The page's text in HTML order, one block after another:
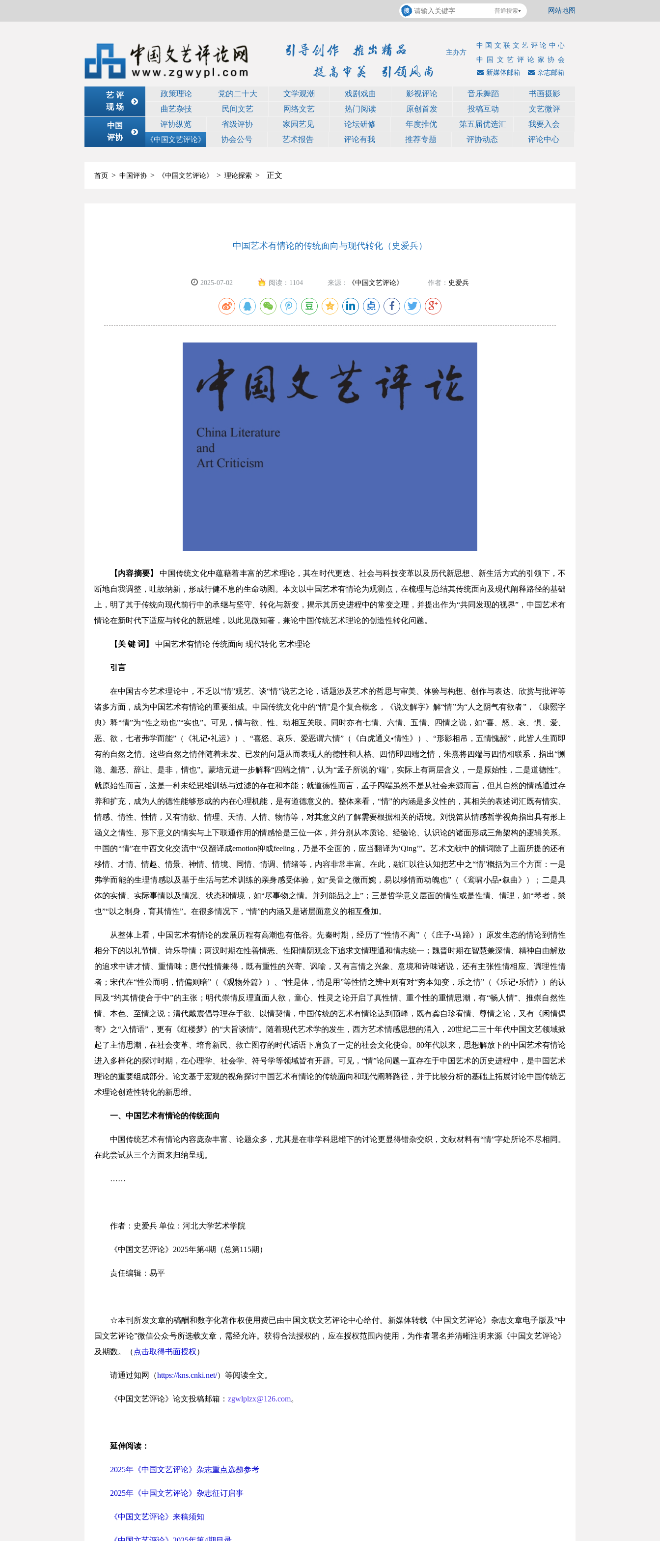
网站地图
普通搜索
中国文联文艺评论中心
中国文艺评论家协会
主办方
杂志邮箱
新媒体邮箱
艺 评
现 场
政策理论 党的二十大 文学观潮 戏剧戏曲 影视评论 音乐舞蹈
书画摄影
曲艺杂技
民间文艺 网络文艺 热门阅读 原创首发 投稿互动
文艺微评
中国
评协
评协纵览 省级评协 家园艺见 论坛研修 年度推优 第五届优选汇 我要入会
《中国文艺评论》 协会公号 艺术报告 评论有我 推荐专题 评协动态 评论中心
首页 > 中国评协 > 《中国文艺评论》 > 理论探索 > 正文
中国艺术有情论的传统面向与现代转化（史爱兵）
2025-07-02 阅读： 1104 来源： 《中国文艺评论》 作者： 史爱兵
【内容摘要】中国传统文化中蕴藉着丰富的艺术理论，其在时代更迭、社会与科技变革以及历代新思想、新生活方式的引领下，不
断地自我调整，吐故纳新，形成行健不息的生命动图。本文以中国艺术有情论为观测点，在梳理与总结其传统面向及现代阐释路径的基础
上，明了其于传统向现代前行中的承继与坚守、转化与新变，揭示其历史进程中的常变之理，并提出作为“共同发现的视界”，中国艺术有
情论在新时代下适应与转化的新思维，以此见微知著，兼论中国传统艺术理论的创造性转化问题。
【关 键 词】 中国艺术有情论 传统面向 现代转化 艺术理论
引言
在中国古今艺术理论中，不乏以“情”观艺、谈“情”说艺之论，话题涉及艺术的哲思与审美、体验与构想、创作与表达、欣赏与批评等
诸多方面，成为中国艺术有情论的重要组成。中国传统文化中的“情”是个复合概念，《说文解字》解“情”为“人之阴气有欲者”，《康熙字
典》释“情”为“性之动也”“实也”。可见，情与欲、性、动相互关联。同时亦有七情、六情、五情、四情之说，如“喜、怒、哀、惧、爱、
恶、欲，七者弗学而能”（《礼记•礼运》）、“喜怒、哀乐、爱恶谓六情”（《白虎通义•情性》）、“形影相吊，五情愧赧”，此皆人生而即
有的自然之情。这些自然之情伴随着未发、已发的问题从而表现人的德性和人格。四情即四端之情，朱熹将四端与四情相联系，指出“恻
隐、羞恶、辞让、是非，情也”。蒙培元进一步解释“四端之情”，认为“孟子所说的‘端’，实际上有两层含义，一是原始性，二是道德性”。
就原始性而言，这是一种未经思维训练与过滤的存在和本能；就道德性而言，孟子四端虽然不是从社会来源而言，但其自然的情感通过存
养和扩充，成为人的德性能够形成的内在心理机能，是有道德意义的。整体来看，“情”的内涵是多义性的，其相关的表述词汇既有情实、
情感、情性、性情，又有情欲、情理、天情、人情、物情等，对其意义的了解需要根据相关的语境。刘悦笛从情感哲学视角指出具有形上
涵义之情性、形下意义的情实与上下联通作用的情感恰是三位一体，并分别从本质论、经验论、认识论的诸面形成三角架构的逻辑关系。
中国的“情”在中西文化交流中“仅翻译成emotion抑或feeling，乃是不全面的，应当翻译为‘Qing’”。艺术文献中的情词除了上面所提的还有
移情、才情、情趣、情景、神情、情境、同情、情调、情绪等，内容非常丰富。在此，融汇以往认知把艺中之“情”概括为三个方面：一是
弗学而能的生理情感以及基于生活与艺术训练的亲身感受体验，如“吴音之微而婉，易以移情而动魄也”（《鸾啸小品•叙曲》）；二是具
体的实情、实际事情以及情况、状态和情境，如“尽事物之情。并列能品之上”；三是哲学意义层面的情性或是性情、情理，如“琴者，禁
也”“以之制身，育其情性”。在很多情况下，“情”的内涵又是诸层面意义的相互叠加。
从整体上看，中国艺术有情论的发展历程有高潮也有低谷。先秦时期，经历了“性情不离”（《庄子•马蹄》）原发生态的情论到情性
相分下的以礼节情、诗乐导情；两汉时期在性善情恶、性阳情阴观念下追求文情理通和情志统一；魏晋时期在智慧兼深情、精神自由解放
的追求中讲才情、重情味；唐代性情兼得，既有重性的兴寄、讽喻，又有言情之兴象、意境和诗味诸说，还有主张性情相应、调理性情
者；宋代在“性公而明，情偏则暗”（《观物外篇》）、“性是体，情是用”等性情之辨中则有对“穷本知变，乐之情”（《乐记•乐情》）的认
同及“约其情使合于中”的主张；明代崇情反理直面人欲，童心、性灵之论开启了真性情、重个性的重情思潮，有“畅人情”、推崇自然性
情、本色、至情之说；清代戴震倡导理存于欲、以情契情，中国传统的艺术有情论达到顶峰，既有龚自珍宥情、尊情之论，又有《闲情偶
寄》之“入情语”，更有《红楼梦》的“大旨谈情”。随着现代艺术学的发生，西方艺术情感思想的涌入，20世纪二三十年代中国文艺领域掀
起了主情思潮，在社会变革、培育新民、救亡图存的时代话语下肩负了一定的社会文化使命。80年代以来，思想解放下的中国艺术有情论
进入多样化的探讨时期，在心理学、社会学、符号学等领域皆有开辟。可见，“情”论问题一直存在于中国艺术的历史进程中，是中国艺术
理论的重要组成部分。论文基于宏观的视角探讨中国艺术有情论的传统面向和现代阐释路径，并于比较分析的基础上拓展讨论中国传统艺
术理论创造性转化的新思维。
一、中国艺术有情论的传统面向
中国传统艺术有情论内容庞杂丰富、论题众多，尤其是在非学科思维下的讨论更显得错杂交织，文献材料有“情”字处所论不尽相同。
在此尝试从三个方面来归纳呈现。
……
作者：史爱兵 单位：河北大学艺术学院
《中国文艺评论》2025年第4期（总第115期）
责任编辑：易平
☆本刊所发文章的稿酬和数字化著作权使用费已由中国文联文艺评论中心给付。新媒体转载《中国文艺评论》杂志文章电子版及“中
国文艺评论”微信公众号所选载文章，需经允许。获得合法授权的，应在授权范围内使用，为作者署名并清晰注明来源《中国文艺评论》
及期数。（ 点击取得书面授权）
请通过知网（https://kns.cnki.net/）等阅读全文。
《中国文艺评论》论文投稿邮箱： zgwlplzx@126.com。
延伸阅读：
2025年《中国文艺评论》杂志重点选题参考
2025年《中国文艺评论》杂志征订启事
《中国文艺评论》来稿须知